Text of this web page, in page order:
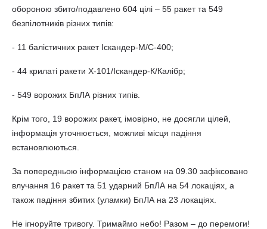
обороною збито/подавлено 604 цілі – 55 ракет та 549
безпілотників різних типів:
- 11 балістичних ракет Іскандер-М/С-400;
- 44 крилаті ракети Х-101/Іскандер-К/Калібр;
- 549 ворожих БпЛА різних типів.
Крім того, 19 ворожих ракет, імовірно, не досягли цілей,
інформація уточнюється, можливі місця падіння
встановлюються.
За попередньою інформацією станом на 09.30 зафіксовано
влучання 16 ракет та 51 ударний БпЛА на 54 локаціях, а
також падіння збитих (уламки) БпЛА на 23 локаціях.
Не ігноруйте тривогу. Тримаймо небо! Разом – до перемоги!